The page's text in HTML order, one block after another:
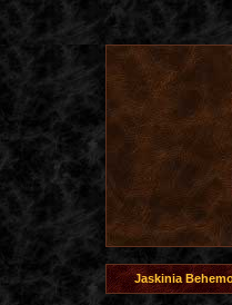
Jaskinia